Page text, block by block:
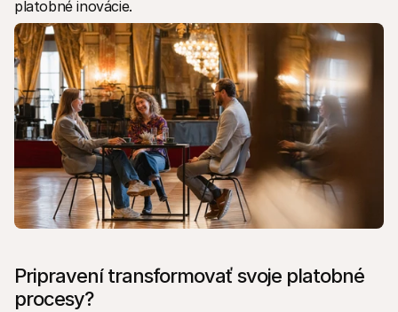
platobné inovácie.
Pripravení transformovať svoje platobné
procesy?